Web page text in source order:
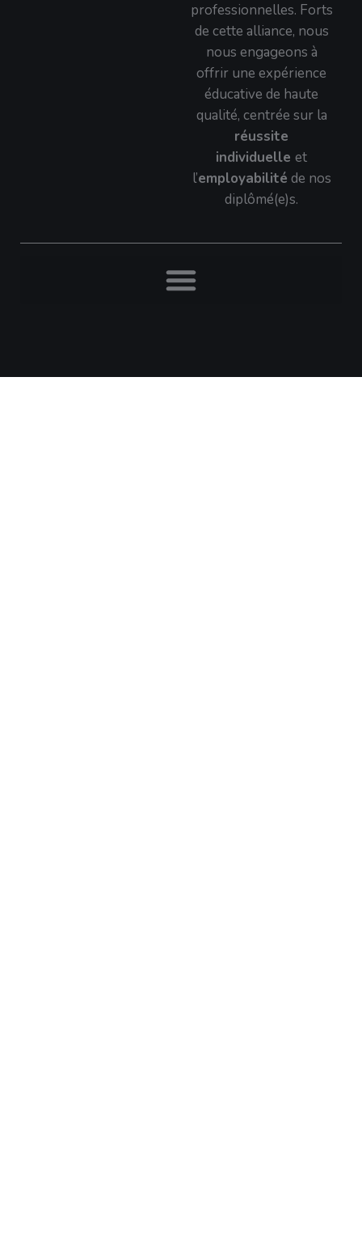
professionnelles. Forts
de cette alliance, nous
nous engageons à
offrir une expérience
éducative de haute
qualité, centrée sur la
réussite
individuelle et
l’employabilité de nos
diplômé(e)s.